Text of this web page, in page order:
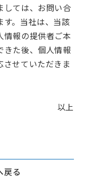
しては、お問い合
。当社は、当該
情報の提供者ご本
きた後、個人情報
せていただきま
以上
戻る